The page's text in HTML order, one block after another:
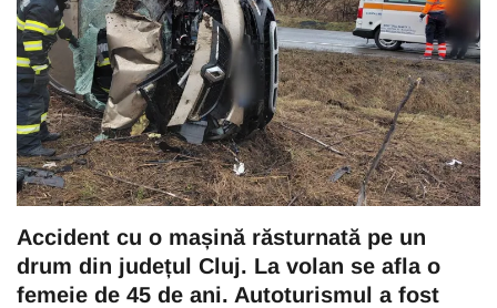
Accident cu o mașină răsturnată pe un
drum din județul Cluj. La volan se afla o
femeie de 45 de ani. Autoturismul a fost